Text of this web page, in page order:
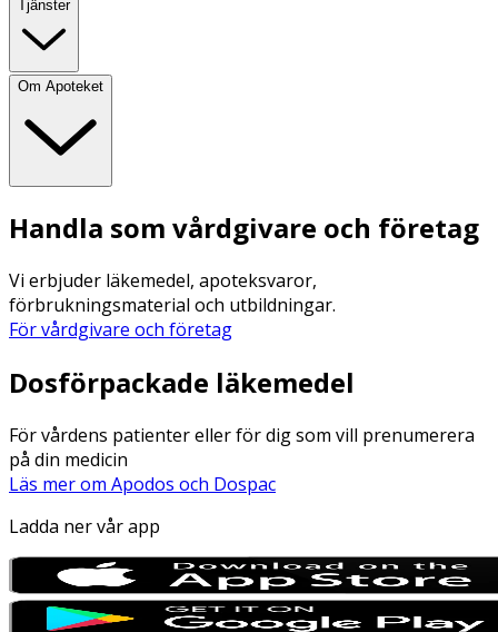
Tjänster
Om Apoteket
Handla som vårdgivare och företag
Vi erbjuder läkemedel, apoteksvaror,
förbrukningsmaterial och utbildningar.
För vårdgivare och företag
Dosförpackade läkemedel
För vårdens patienter eller för dig som vill prenumerera
på din medicin
Läs mer om Apodos och Dospac
Ladda ner vår app